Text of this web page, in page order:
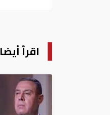
اقرأ أيضا